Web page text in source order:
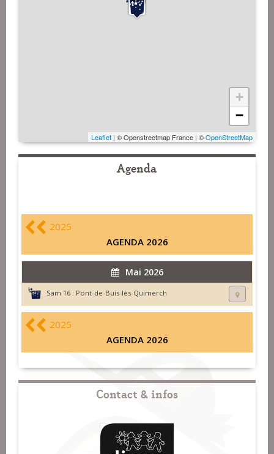
+
−
Leaflet | © Openstreetmap France | ©OpenStreetMap
Agenda
2025
AGENDA 2026
Mai 2026
Sam 16 : Pont-de-Buis-lès-Quimerch
2025
AGENDA 2026
Contact & infos